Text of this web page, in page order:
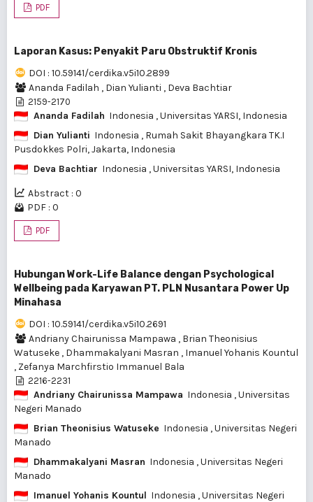
PDF
Laporan Kasus: Penyakit Paru Obstruktif Kronis
DOI : 10.59141/cerdika.v5i10.2899
Ananda Fadilah , Dian Yulianti , Deva Bachtiar
2159-2170
Ananda Fadilah Indonesia , Universitas YARSI, Indonesia
Dian Yulianti Indonesia , Rumah Sakit Bhayangkara TK.I
Pusdokkes Polri, Jakarta, Indonesia
Deva Bachtiar Indonesia , Universitas YARSI, Indonesia
Abstract : 0
PDF : 0
PDF
Hubungan Work-Life Balance dengan Psychological
Wellbeing pada Karyawan PT. PLN Nusantara Power Up
Minahasa
DOI : 10.59141/cerdika.v5i10.2691
Andriany Chairunissa Mampawa , Brian Theonisius
Watuseke , Dhammakalyani Masran , Imanuel Yohanis Kountul
, Zefanya Marchfirstio Immanuel Bala
2216-2231
Andriany Chairunissa Mampawa Indonesia , Universitas
Negeri Manado
Brian Theonisius Watuseke Indonesia , Universitas Negeri
Manado
Dhammakalyani Masran Indonesia , Universitas Negeri
Manado
Imanuel Yohanis Kountul Indonesia , Universitas Negeri